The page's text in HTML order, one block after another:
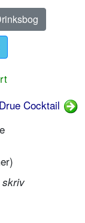
Cocktail
skriv